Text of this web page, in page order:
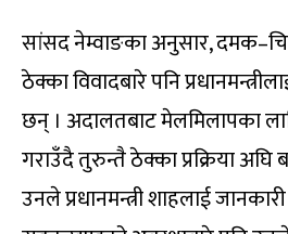
सांसद नेम्वाङका अनुसार,
ठेक्का विवादबारे पनि
छन् । अदालतबाट मेलमिलापका
गराउँदै तुरुन्तै ठेक्का प्रक्रिया
उनले प्रधानमन्त्री शाहलाई